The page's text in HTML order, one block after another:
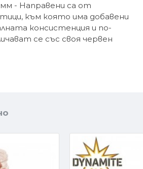
- Направени са от
към която има добавени
консистенция и по-
се със своя червен